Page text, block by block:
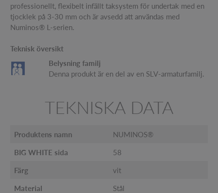
professionellt, flexibelt infällt taksystem för undertak med en
tjocklek på 3-30 mm och är avsedd att användas med
Numinos® L-serien.
Teknisk översikt
Belysning familj
Denna produkt är en del av en SLV-armaturfamilj.
TEKNISKA DATA
Produktens namn NUMINOS®
BIG WHITE sida 58
Färg vit
Material Stål